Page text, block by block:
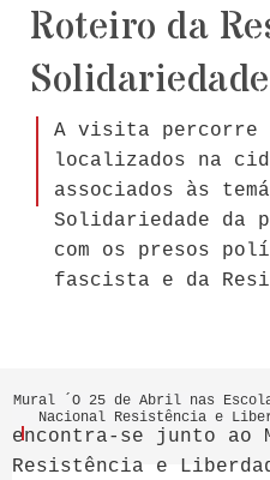
Roteiro da
Solidariedade
A visita percorre
localizados na
associados às
Solidariedade da
com os presos
fascista e da